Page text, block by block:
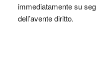
immediatamente su
dell’avente diritto.